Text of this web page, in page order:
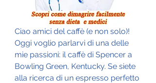
Ciao amici del caffè (e non solo)!
Oggi voglio parlarvi di una delle
mie passioni: il caffè di Spencer a
Bowling Green, Kentucky. Se siete
alla ricerca di un espresso perfetto